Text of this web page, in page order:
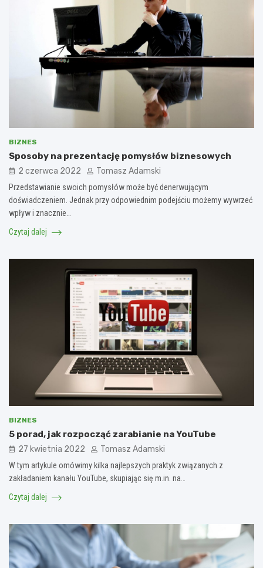
BIZNES
Sposoby na prezentację pomysłów biznesowych
2 czerwca 2022 Tomasz Adamski
Przedstawianie swoich pomysłów może być denerwującym
doświadczeniem. Jednak przy odpowiednim podejściu możemy wywrzeć
wpływ i znacznie…
Czytaj dalej
BIZNES
5 porad, jak rozpocząć zarabianie na YouTube
27 kwietnia 2022 Tomasz Adamski
W tym artykule omówimy kilka najlepszych praktyk związanych z
zakładaniem kanału YouTube, skupiając się m.in. na…
Czytaj dalej